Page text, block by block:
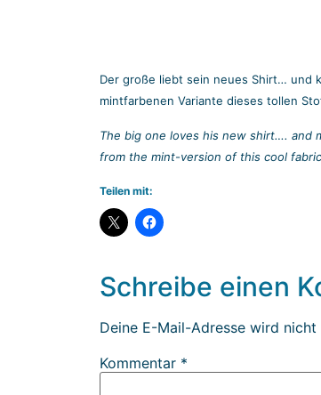
Der große liebt sein neues Shirt… und
mintfarbenen Variante dieses tollen
The big one loves his new shirt…. and
from the mint-version of this cool
Teilen mit:
Schreibe einen
Deine E-Mail-Adresse wird
Kommentar *